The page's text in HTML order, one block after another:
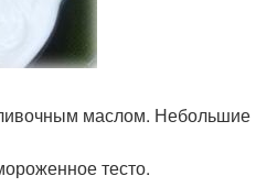
маслом. Небольшие
тесто.